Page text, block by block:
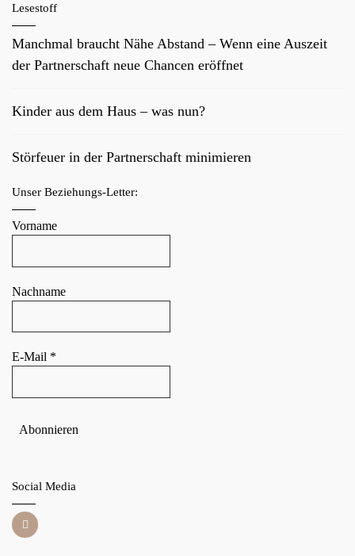
Lesestoff
Manchmal braucht Nähe Abstand – Wenn eine Auszeit
der Partnerschaft neue Chancen eröffnet
Kinder aus dem Haus – was nun?
Störfeuer in der Partnerschaft minimieren
Unser Beziehungs-Letter:
Vorname
Nachname
E-Mail *
Social Media